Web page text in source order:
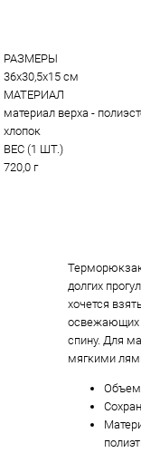
РАЗМЕРЫ
36х30,5х15 см
МАТЕРИАЛ
материал верха -
хлопок
ВЕС (1 ШТ.)
720,0 г
долгих
хочется
освежающих
спину. Для
мягкими
Объем